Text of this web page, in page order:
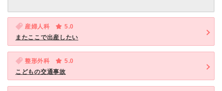
産婦人科
5.0
またここで出産したい
整形外科
5.0
こどもの交通事故